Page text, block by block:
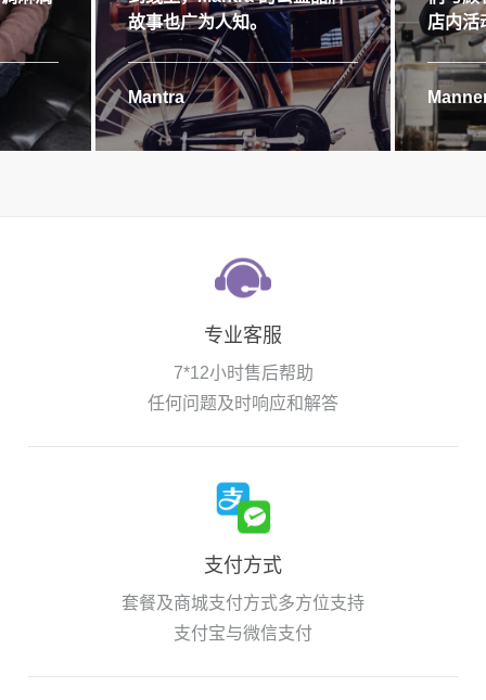
故事也广为人知。
Mantra
店内活
专业客服
7*12小时售后帮助
任何问题及时响应和解答
支付方式
套餐及商城支付方式多方位支持
支付宝与微信支付